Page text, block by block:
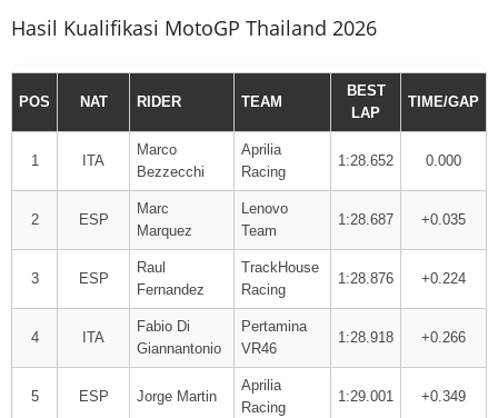
Hasil Kualifikasi MotoGP Thailand 2026
POS NAT RIDER TEAM
BEST
LAP
TIME/GAP
1 ITA
Marco
Bezzecchi
Aprilia
Racing
1:28.652 0.000
2 ESP
Marc
Marquez
Lenovo
Team
1:28.687 +0.035
3 ESP
Raul
Fernandez
TrackHouse
Racing
1:28.876 +0.224
4 ITA
Fabio Di
Giannantonio
Pertamina
VR46
1:28.918 +0.266
5 ESP Jorge Martin
Aprilia
Racing
1:29.001 +0.349